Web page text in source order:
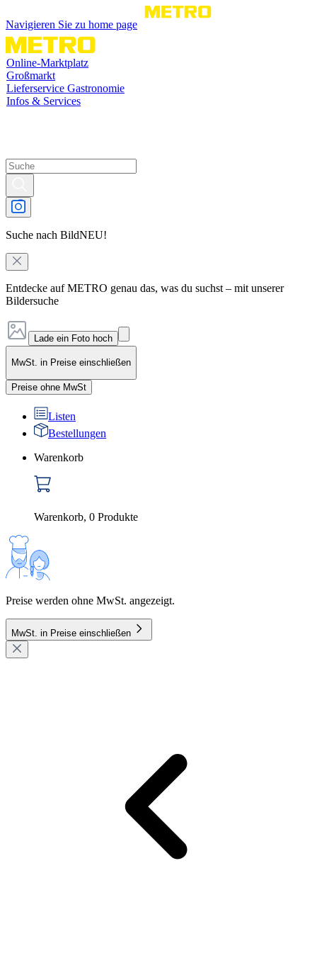
Navigieren Sie zu home page
Online-Marktplatz
Großmarkt
Lieferservice Gastronomie
Infos & Services
Suche nach BildNEU!
Entdecke auf METRO genau das, was du suchst – mit unserer
Bildersuche
Lade ein Foto hoch
MwSt. in Preise einschließen
Preise ohne MwSt
Listen
Bestellungen
Warenkorb
Warenkorb, 0 Produkte
Preise werden ohne MwSt. angezeigt.
MwSt. in Preise einschließen